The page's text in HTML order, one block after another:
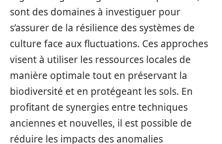
sont des domaines à investiguer pour
s’assurer de la résilience des systèmes de
culture face aux fluctuations. Ces approches
visent à utiliser les ressources locales de
manière optimale tout en préservant la
biodiversité et en protégeant les sols. En
profitant de synergies entre techniques
anciennes et nouvelles, il est possible de
réduire les impacts des anomalies